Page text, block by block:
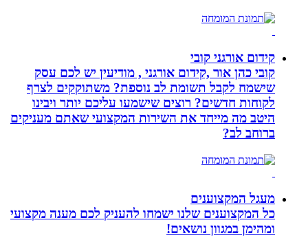
קידום אורגני קובי
קובי כהן אור ,קידום אורגני , מודיעין יש לכם עסק
שישמח לקבל תשומת לב נוספת? משתוקקים לצרף
לקוחות חדשים? רוצים שישמעו עליכם יותר ויבינו
היטב מה מייחד את השירות המקצועי שאתם מעניקים
ברוחב לב?
מעגל המקצוענים
כל המקצוענים שלנו ישמחו להעניק לכם מענה מקצועי
ומהימן במגוון נושאים!